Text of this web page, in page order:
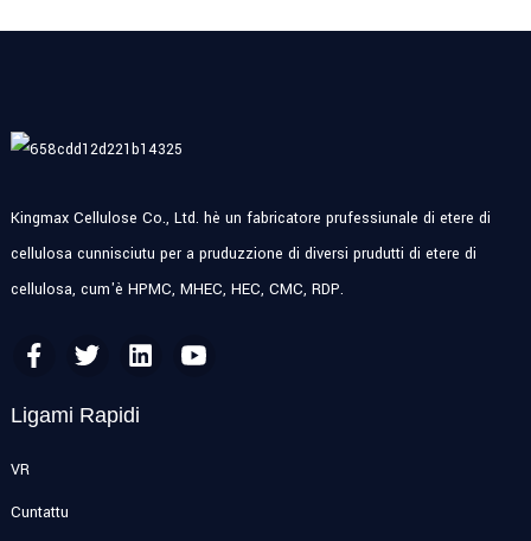
Kingmax Cellulose Co., Ltd. hè un fabricatore prufessiunale di etere di
cellulosa cunnisciutu per a pruduzzione di diversi prudutti di etere di
cellulosa, cum'è HPMC, MHEC, HEC, CMC, RDP.
Ligami Rapidi
VR
Cuntattu